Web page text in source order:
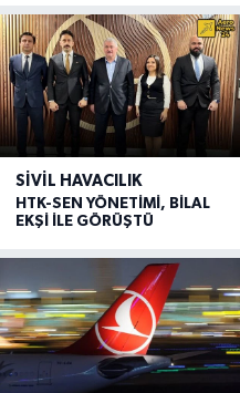
SIVIL HAVACILIK
HTK-SEN YÖNETİMİ, BİLAL
EKŞİ İLE GÖRÜŞTÜ